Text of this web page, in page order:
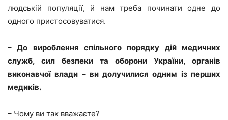
людській популяції, й нам треба починати одне до
одного пристосовуватися.
– До вироблення спільного порядку дій медичних
служб, сил безпеки та оборони України, органів
виконавчої влади – ви долучилися одним із перших
медиків.
– Чому ви так вважаєте?